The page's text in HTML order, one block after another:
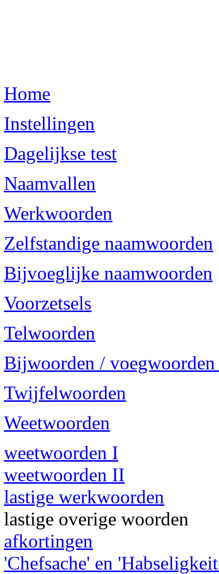
Home
Instellingen
Dagelijkse test
Naamvallen
Werkwoorden
Zelfstandige naamwoorden
Bijvoeglijke naamwoorden
Voorzetsels
Telwoorden
Bijwoorden /
Twijfelwoorden
Weetwoorden
weetwoorden I
weetwoorden II
lastige werkwoorden
lastige overige woorden
afkortingen
'Chefsache' en